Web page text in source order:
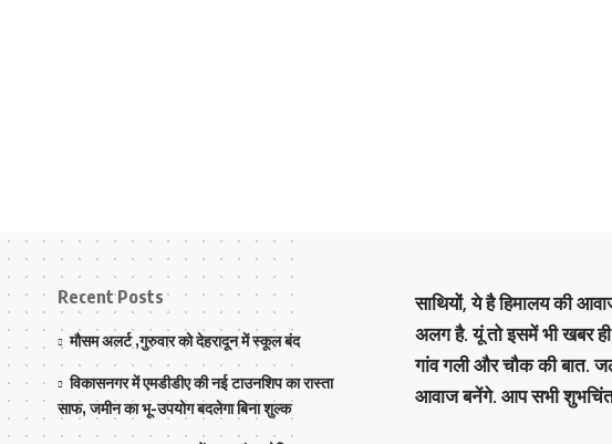
Recent Posts
मौसम अलर्ट ,गुरुवार को देहरादून में स्कूल बंद
विकासनगर में एमडीडीए की नई टाउनशिप का रास्ता
साफ, जमीन का भू-उपयोग बदलेगा बिना शुल्क
साथियों, ये है हिमालय की
अलग है. यूं तो इसमें भी खबर ही
गांव गली और चौक की बात.
आवाज बनेंगे. आप सभी